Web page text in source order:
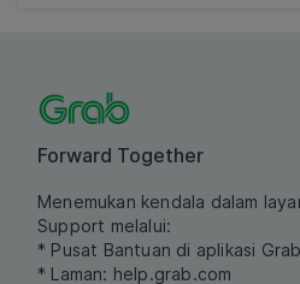
Forward Together
Menemukan kendala dalam
Support melalui:
* Pusat Bantuan di aplikasi Grab
* Laman: help.grab.com